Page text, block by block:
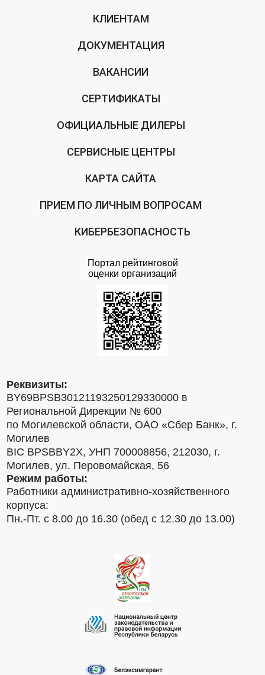
КЛИЕНТАМ
ДОКУМЕНТАЦИЯ
ВАКАНСИИ
СЕРТИФИКАТЫ
ОФИЦИАЛЬНЫЕ ДИЛЕРЫ
СЕРВИСНЫЕ ЦЕНТРЫ
КАРТА САЙТА
ПРИЕМ ПО ЛИЧНЫМ ВОПРОСАМ
КИБЕРБЕЗОПАСНОСТЬ
Портал рейтинговой
оценки организаций
Реквизиты:
BY69BPSB30121193250129330000 в
Региональной Дирекции № 600
по Могилевской области, ОАО «Сбер Банк», г.
Могилев
BIC BPSBBY2X, УНП 700008856, 212030, г.
Могилев, ул. Перовомайская, 56
Режим работы:
Работники административно-хозяйственного
корпуса:
Пн.-Пт. с 8.00 до 16.30 (обед с 12.30 до 13.00)